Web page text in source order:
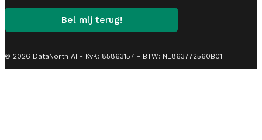
Bel mij terug!
© 2026 DataNorth AI - KvK: 85863157 - BTW: NL863772560B01